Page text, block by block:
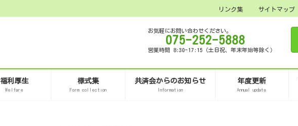
リンク集 サイトマップ
お気軽にお問い合わせください。
075-252-5888
営業時間 8:30-17:15（土日祝、年末年始等除く）
福利厚生
Welfare
様式集
Form collection
共済会からのお知らせ
Information
年度更新
Annual update